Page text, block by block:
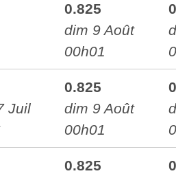
0.825
dim 9 Août
00h01
Juil
0.825
dim 9 Août
00h01
0.825